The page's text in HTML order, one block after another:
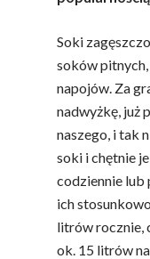
Soki
soków
napojów. Za
nadwyżkę, już
naszego, i tak
soki i chętnie
codziennie lub
ich
litrów rocznie,
ok. 15 litrów